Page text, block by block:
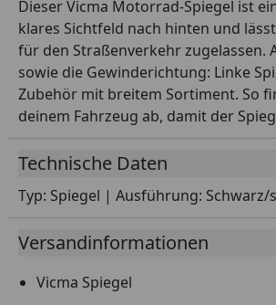
Dieser Vicma Motorrad-Spiegel ist
klares Sichtfeld nach hinten und
für den Straßenverkehr zugelassen.
sowie die Gewinderichtung: Linke
Zubehör mit breitem Sortiment. So
deinem Fahrzeug ab, damit der
Technische Daten
Typ: Spiegel | Ausführung:
Versandinformationen
Vicma Spiegel